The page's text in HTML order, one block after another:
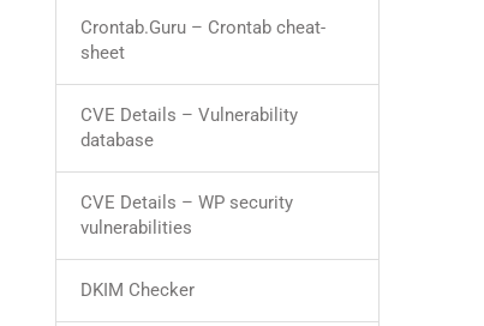
Crontab.Guru – Crontab cheat-
sheet
CVE Details – Vulnerability
database
CVE Details – WP security
vulnerabilities
DKIM Checker